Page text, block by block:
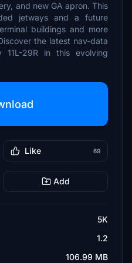
and new GA apron. This
jetways and a future
buildings and more
the latest nav-data
29R in this evolving
Like 69
Add
5K
1.2
106.99 MB